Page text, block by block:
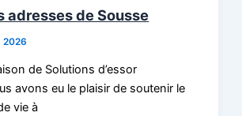
adresses de Sousse
2026
de Solutions d’essor
avons eu le plaisir de soutenir le
vie à